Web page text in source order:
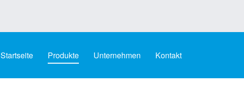
Startseite Produkte Unternehmen Kontakt